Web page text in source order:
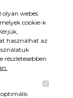
webes
cookie-k
használhat az
részletesebben
optimális